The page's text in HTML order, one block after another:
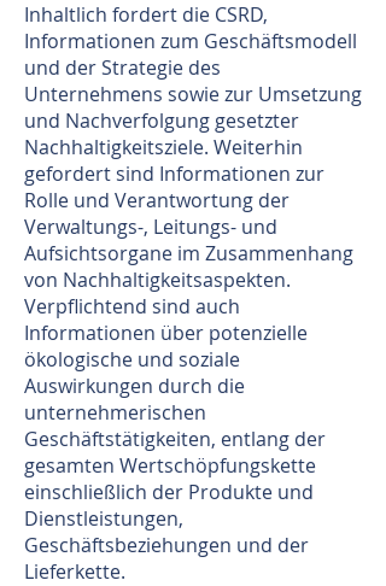
Inhaltlich fordert die CSRD,
Informationen zum Geschäftsmodell
und der Strategie des
Unternehmens sowie zur Umsetzung
und Nachverfolgung gesetzter
Nachhaltigkeitsziele. Weiterhin
gefordert sind Informationen zur
Rolle und Verantwortung der
Verwaltungs-, Leitungs- und
Aufsichtsorgane im Zusammenhang
von Nachhaltigkeitsaspekten.
Verpflichtend sind auch
Informationen über potenzielle
ökologische und soziale
Auswirkungen durch die
unternehmerischen
Geschäftstätigkeiten, entlang der
gesamten Wertschöpfungskette
einschließlich der Produkte und
Dienstleistungen,
Geschäftsbeziehungen und der
Lieferkette.